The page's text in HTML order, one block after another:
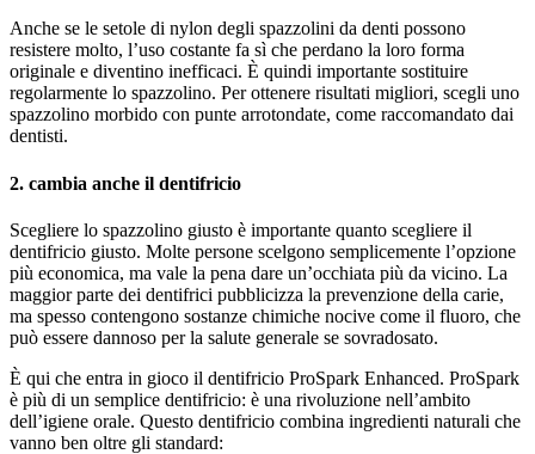
Anche se le setole di nylon degli spazzolini da denti possono
resistere molto, l’uso costante fa sì che perdano la loro forma
originale e diventino inefficaci. È quindi importante sostituire
regolarmente lo spazzolino. Per ottenere risultati migliori, scegli uno
spazzolino morbido con punte arrotondate, come raccomandato dai
dentisti.
2. cambia anche il dentifricio
Scegliere lo spazzolino giusto è importante quanto scegliere il
dentifricio giusto. Molte persone scelgono semplicemente l’opzione
più economica, ma vale la pena dare un’occhiata più da vicino. La
maggior parte dei dentifrici pubblicizza la prevenzione della carie,
ma spesso contengono sostanze chimiche nocive come il fluoro, che
può essere dannoso per la salute generale se sovradosato.
È qui che entra in gioco il dentifricio ProSpark Enhanced. ProSpark
è più di un semplice dentifricio: è una rivoluzione nell’ambito
dell’igiene orale. Questo dentifricio combina ingredienti naturali che
vanno ben oltre gli standard: